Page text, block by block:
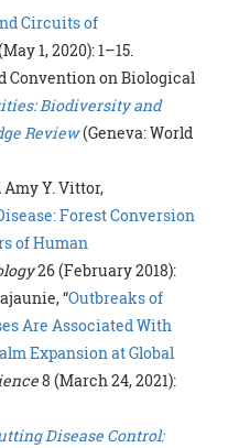
Circuits of
1, 2020): 1–15.
Convention on Biological
Biodiversity and
Review(Geneva: World
Y. Vittor,
Forest Conversion
of Human
26 (February 2018):
“Outbreaks of
Are Associated With
Expansion at Global
8 (March 24, 2021):
Disease Control: